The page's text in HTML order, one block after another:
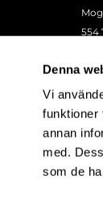
Denna
Vi
funktioner
annan
med.
som de
554